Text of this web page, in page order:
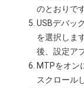
のとおりです
USBデバッ
を選択しま
後、設定ア
MTPをオン
スクロール